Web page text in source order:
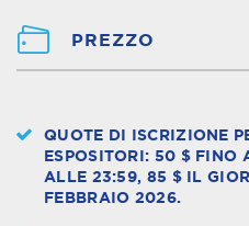
PREZZO
QUOTE DI ISCRIZIONE
ESPOSITORI: 50 $ FINO
ALLE 23:59, 85 $ IL
FEBBRAIO 2026.